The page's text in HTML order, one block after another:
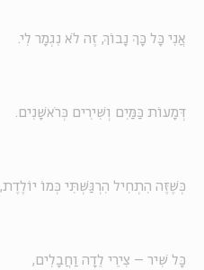
אֲנִי כָּל כָּךְ נָבוֹךְ, זֶה לֹא נִגְמָר לִי.
דְּמָעוֹת כַּמַּיִם וְשִׁירִים כְּרֹאשָׁנִים.
כְּשֶׁזֶּה הִתְחִיל הִרְגַּשְׁתִּי כְּמוֹ יוֹלֶדֶת,
כָּל שִׁיר – צִירֵי לֵדָה וַחֲבָלִים,